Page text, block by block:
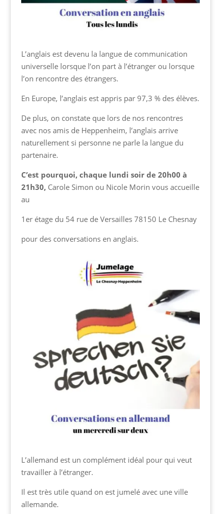
L’anglais est devenu la langue de communication
universelle lorsque l’on part à l’étranger ou lorsque
l’on rencontre des étrangers.
En Europe, l’anglais est appris par 97,3 % des élèves.
De plus, on constate que lors de nos rencontres
avec nos amis de Heppenheim, l’anglais arrive
naturellement si personne ne parle la langue du
partenaire.
C’est pourquoi, chaque lundi soir de 20h00 à
21h30,Carole Simon ou Nicole Morin vous accueille
au
1er étage du 54 rue de Versailles 78150 Le Chesnay
pour des conversations en anglais.
L’allemand est un complément idéal pour qui veut
travailler à l’étranger.
Il est très utile quand on est jumelé avec une ville
allemande.